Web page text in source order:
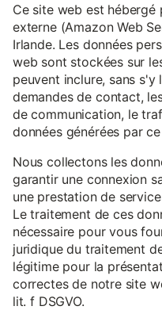
Ce site web est hébergé
externe (Amazon Web
Irlande. Les données
web sont stockées sur
peuvent inclure, sans s'y
demandes de contact,
de communication, le
données générées par
Nous collectons les
garantir une connexion
une prestation de
Le traitement de ces
nécessaire pour vous
juridique du traitement
légitime pour la
correctes de notre site
lit. f DSGVO.